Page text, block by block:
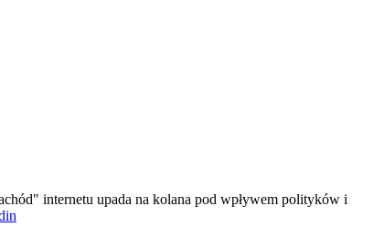
internetu upada na kolana pod wpływem polityków i